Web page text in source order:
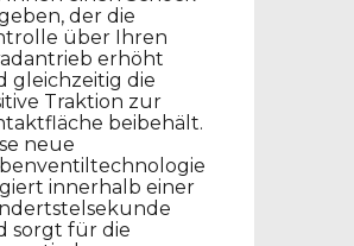
der die
über Ihren
erhöht
gleichzeitig die
Traktion zur
beibehält.
neue
innerhalb einer
sorgt für die